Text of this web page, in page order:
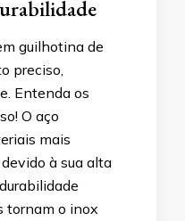
guilhotina de
preciso,
Entenda os
O aço
mais
à sua alta
tornam o inox